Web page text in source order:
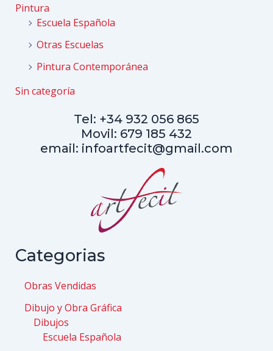
Pintura
Escuela Española
Otras Escuelas
Pintura Contemporánea
Sin categoría
Tel: +34 932 056 865
Movil: 679 185 432
email: infoartfecit@gmail.com
Categorias
Obras Vendidas
Dibujo y Obra Gráfica
Dibujos
Escuela Española